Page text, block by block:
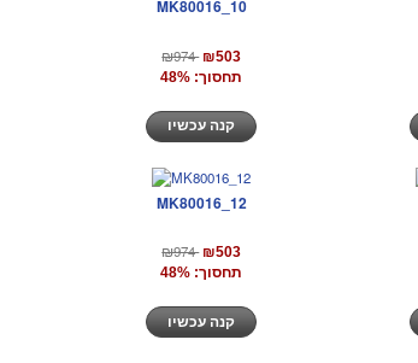
MK80016_10
₪974 ₪503
תחסוך: 48%
MK80016_12
₪974 ₪503
תחסוך: 48%